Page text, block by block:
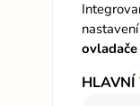
ovladače
HLAVNÍ